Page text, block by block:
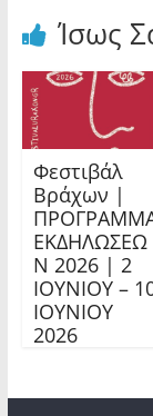
Ίσως
Φεστιβάλ
Βράχων |
ΕΚΔΗΛΩΣΕΩ
Ν 2026 | 2
ΙΟΥΝΙΟΥ –
ΙΟΥΝΙΟΥ
2026